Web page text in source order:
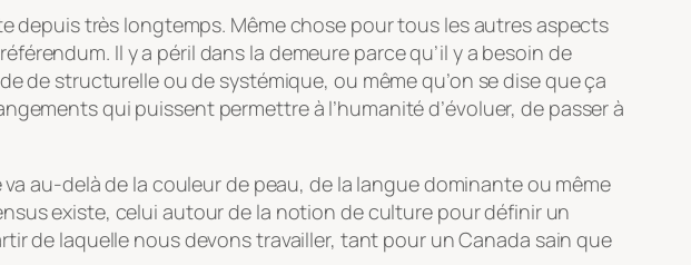
depuis très longtemps. Même chose pour tous les autres aspects
Il y a péril dans la demeure parce qu’il y a besoin de
de structurelle ou de systémique, ou même qu’on se dise que ça
qui puissent permettre à l’humanité d’évoluer, de passer à
au-delà de la couleur de peau, de la langue dominante ou même
existe, celui autour de la notion de culture pour définir un
de laquelle nous devons travailler, tant pour un Canada sain que